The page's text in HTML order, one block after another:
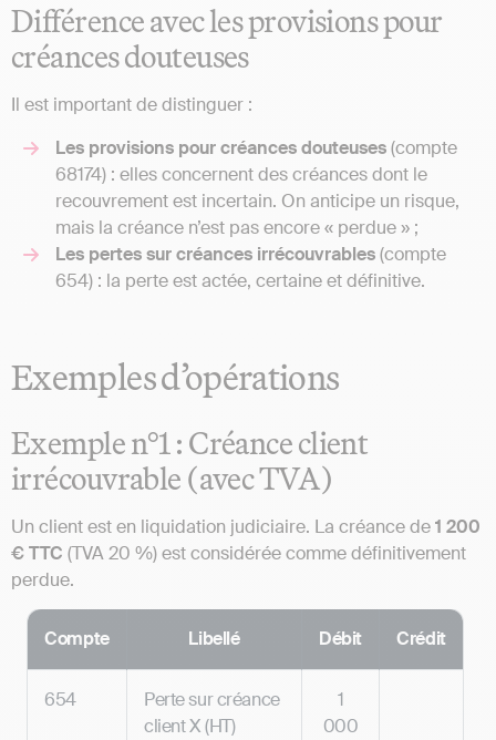
Différence avec les provisions pour
créances douteuses
Il est important de distinguer :
Les provisions pour créances douteuses(compte
68174) : elles concernent des créances dont le
recouvrement est incertain. On anticipe un risque,
mais la créance n’est pas encore « perdue » ;
Les pertes sur créances irrécouvrables(compte
654) : la perte est actée, certaine et définitive.
Exemples d’opérations
Exemple n°1 : Créance client
irrécouvrable (avec TVA)
Un client est en liquidation judiciaire. La créance de1 200
€ TTC (TVA 20 %) est considérée comme définitivement
perdue.
Compte Libellé Débit Crédit
654
Perte sur créance
client X (HT)
1
000